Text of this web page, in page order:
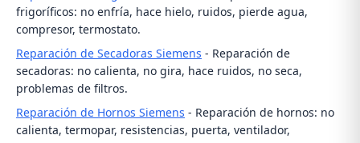
frigoríficos: no enfría, hace hielo, ruidos, pierde agua,
compresor, termostato.
Reparación de Secadoras Siemens - Reparación de
secadoras: no calienta, no gira, hace ruidos, no seca,
problemas de filtros.
Reparación de Hornos Siemens - Reparación de hornos: no
calienta, termopar, resistencias, puerta, ventilador,